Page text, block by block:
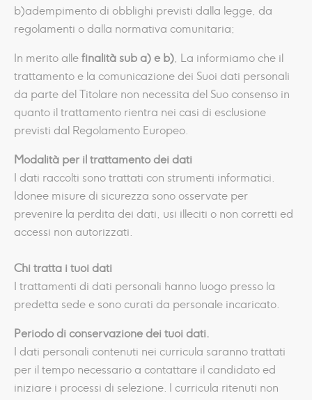
b)adempimento di obblighi previsti dalla legge, da
regolamenti o dalla normativa comunitaria;
In merito alle finalità sub a) e b), La informiamo che il
trattamento e la comunicazione dei Suoi dati personali
da parte del Titolare non necessita del Suo consenso in
quanto il trattamento rientra nei casi di esclusione
previsti dal Regolamento Europeo.
Modalità per il trattamento dei dati
I dati raccolti sono trattati con strumenti informatici.
Idonee misure di sicurezza sono osservate per
prevenire la perdita dei dati, usi illeciti o non corretti ed
accessi non autorizzati.
Chi tratta i tuoi dati
I trattamenti di dati personali hanno luogo presso la
predetta sede e sono curati da personale incaricato.
Periodo di conservazione dei tuoi dati.
I dati personali contenuti nei curricula saranno trattati
per il tempo necessario a contattare il candidato ed
iniziare i processi di selezione. I curricula ritenuti non